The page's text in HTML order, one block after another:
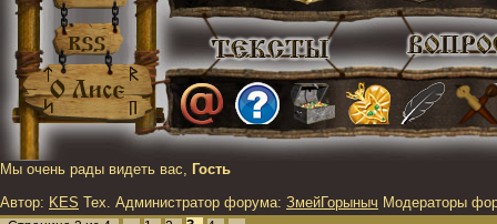
Мы очень рады видеть вас, Гость
Автор: KES Тех. Администратор форума: ЗмейГорыныч Модераторы